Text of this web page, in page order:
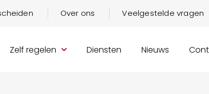
Over ons Veelgestelde vragen
Zelf regelen Diensten Nieuws